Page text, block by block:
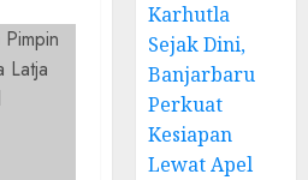
Karhutla
Sejak Dini,
Banjarbaru
Perkuat
Kesiapan
Lewat Apel